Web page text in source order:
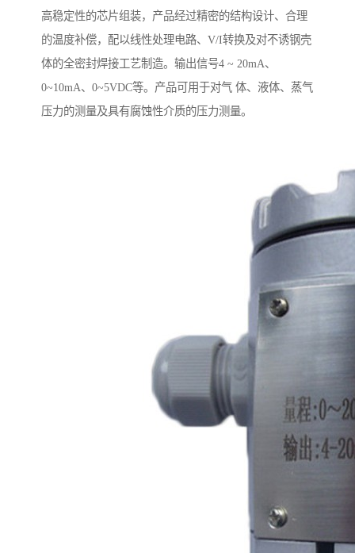
高稳定性的芯片组装，产品经过精密的结构设计、合理
的温度补偿，配以线性处理电路、V/I转换及对不诱钢壳
体的全密封焊接工艺制造。输出信号4 ~ 20mA、
0~10mA、0~5VDC等。产品可用于对气 体、液体、蒸气
压力的测量及具有腐蚀性介质的压力测量。